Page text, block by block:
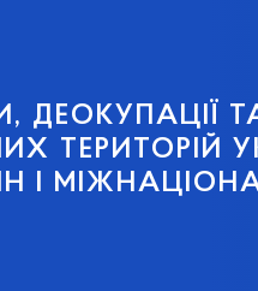
ТА
ТЕРИТОРІЙ
І